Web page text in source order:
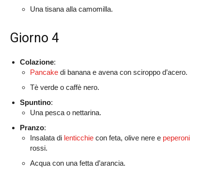
Una tisana alla camomilla.
Giorno 4
Colazione:
Pancake di banana e avena con sciroppo d’acero.
Tè verde o caffè nero.
Spuntino:
Una pesca o nettarina.
Pranzo:
Insalata di lenticchie con feta, olive nere e peperoni
rossi.
Acqua con una fetta d’arancia.